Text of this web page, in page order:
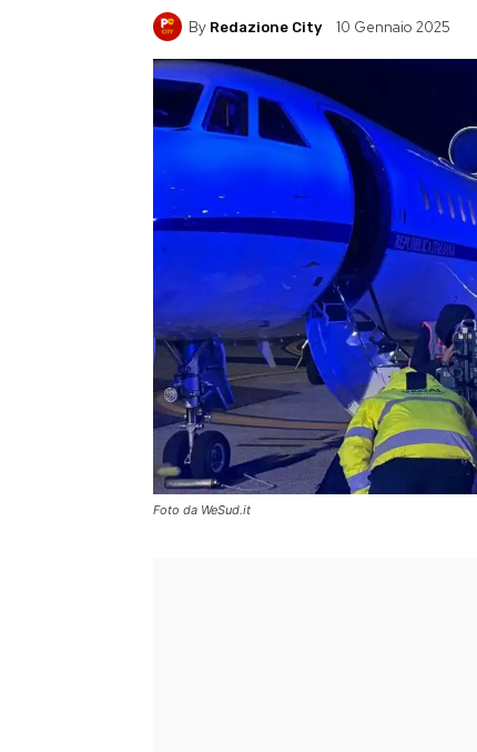
By Redazione City 10 Gennaio 2025
Foto da WeSud.it